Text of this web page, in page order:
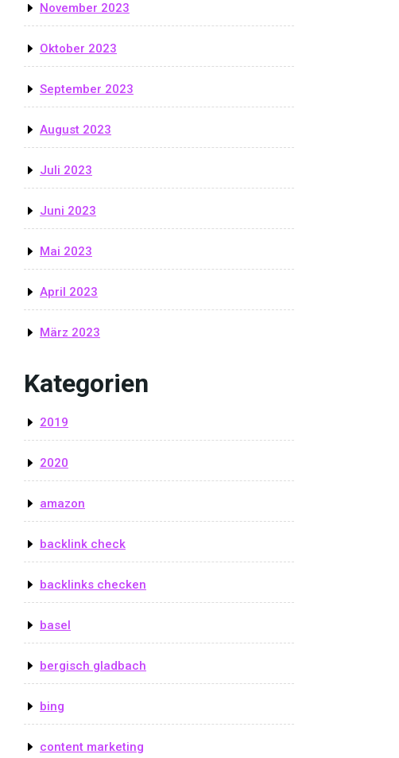
November 2023
Oktober 2023
September 2023
August 2023
Juli 2023
Juni 2023
Mai 2023
April 2023
März 2023
Kategorien
2019
2020
amazon
backlink check
backlinks checken
basel
bergisch gladbach
bing
content marketing